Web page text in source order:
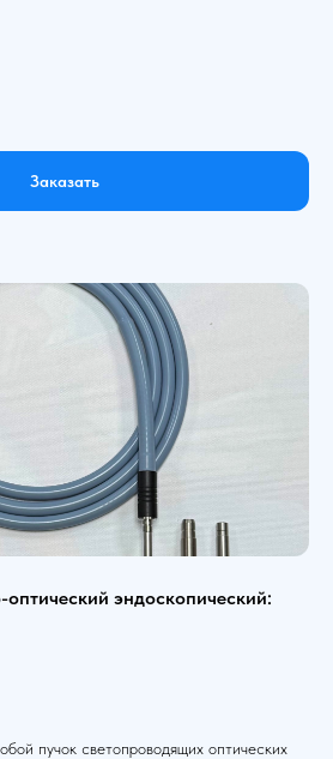
Заказать
эндоскопический:
пучок светопроводящих оптических